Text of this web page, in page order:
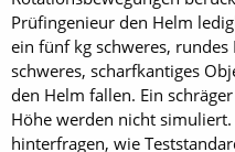
Prüfingenieur den Helm
ein fünf kg schweres,
schweres, scharfkantiges
den Helm fallen. Ein
Höhe werden nicht
hinterfragen, wie